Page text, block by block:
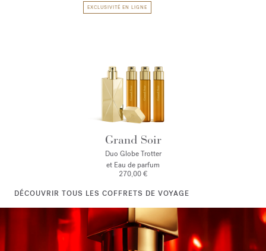
EXCLUSIVITÉ EN LIGNE
Grand Soir
Duo Globe Trotter
et Eau de parfum
270,00 €
DÉCOUVRIR TOUS LES COFFRETS DE VOYAGE